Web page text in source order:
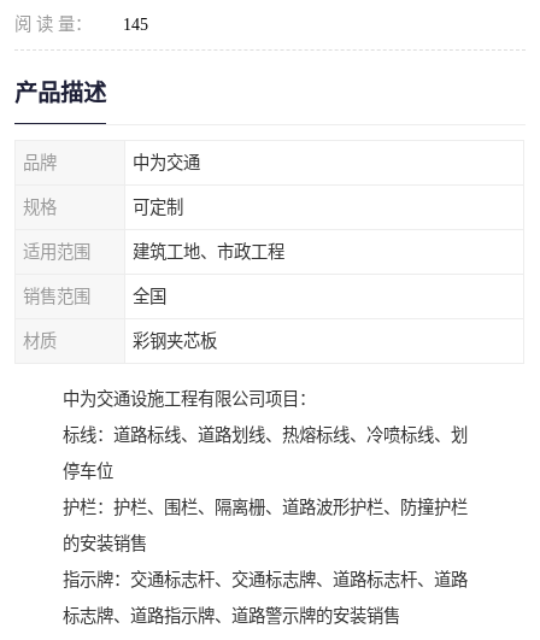
阅 读 量： 145
产品描述
品牌 中为交通
规格 可定制
适用范围 建筑工地、市政工程
销售范围 全国
材质 彩钢夹芯板
中为交通设施工程有限公司项目：
标线：道路标线、道路划线、热熔标线、冷喷标线、划
停车位
护栏：护栏、围栏、隔离栅、道路波形护栏、防撞护栏
的安装销售
指示牌：交通标志杆、交通标志牌、道路标志杆、道路
标志牌、道路指示牌、道路警示牌的安装销售